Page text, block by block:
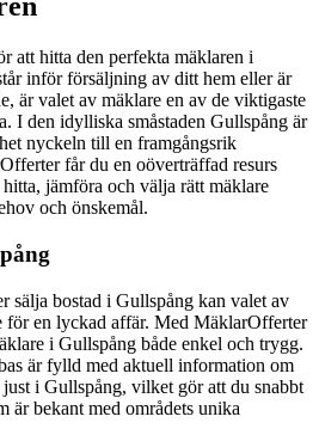
att hitta den perfekta mäklaren i
inför försäljning av ditt hem eller är
är valet av mäklare en av de viktigaste
I den idylliska småstaden Gullspång är
nyckeln till en framgångsrik
får du en oöverträffad resurs
jämföra och välja rätt mäklare
och önskemål.
sälja bostad i Gullspång kan valet av
för en lyckad affär. Med MäklarOfferter
i Gullspång både enkel och trygg.
är fylld med aktuell information om
i Gullspång, vilket gör att du snabbt
är bekant med områdets unika